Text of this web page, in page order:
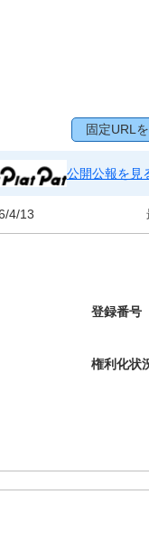
固定URL
公開公報を見
4/13
登録番号
権利化状